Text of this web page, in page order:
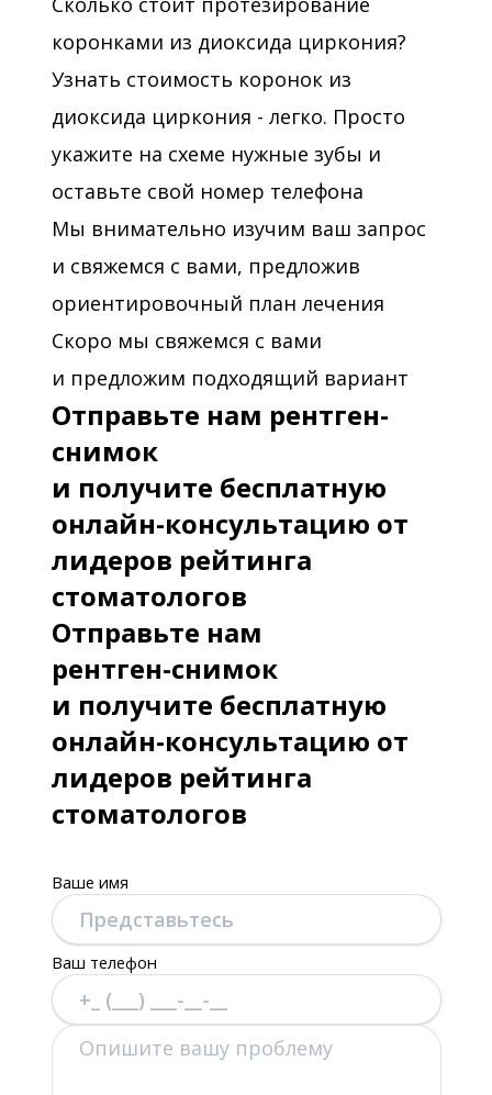
коронками из диоксида циркония?
Узнать стоимость коронок из
диоксида циркония - легко. Просто
укажите на схеме нужные зубы и
оставьте свой номер телефона
Мы внимательно изучим ваш запрос
и свяжемся с вами, предложив
ориентировочный план лечения
Скоро мы свяжемся с вами
и предложим подходящий вариант
Отправьте нам рентген-
снимок
и получите бесплатную
онлайн-консультацию от
лидеров рейтинга
стоматологов
Отправьте нам
рентген-снимок
и получите бесплатную
онлайн-консультацию от
лидеров рейтинга
стоматологов
Ваше имя
Ваш телефон